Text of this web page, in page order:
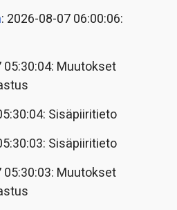
: 2026-08-07 06:00:06:
05:30:04: Muutokset
Sisäpiiritieto
Sisäpiiritieto
05:30:03: Muutokset